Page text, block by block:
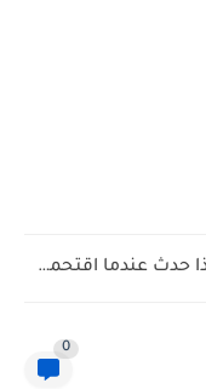
شاهد كيف يتغلب النمس على الكوبرا في مواجهة تعتمد على...
0